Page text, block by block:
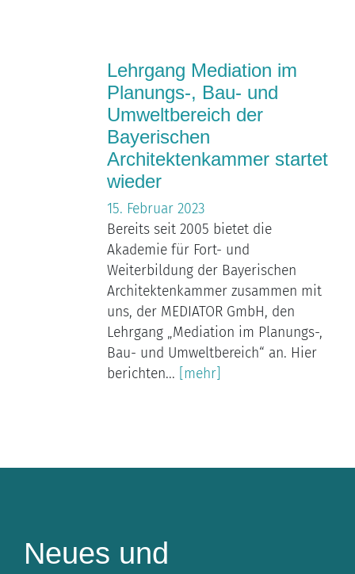
Lehrgang Mediation im
Planungs-, Bau- und
Umweltbereich der
Bayerischen
Architektenkammer startet
wieder
15. Februar 2023
Bereits seit 2005 bietet die
Akademie für Fort- und
Weiterbildung der Bayerischen
Architektenkammer zusammen mit
uns, der MEDIATOR GmbH, den
Lehrgang „Mediation im Planungs-,
Bau- und Umweltbereich“ an. Hier
berichten...
[mehr]
Neues und